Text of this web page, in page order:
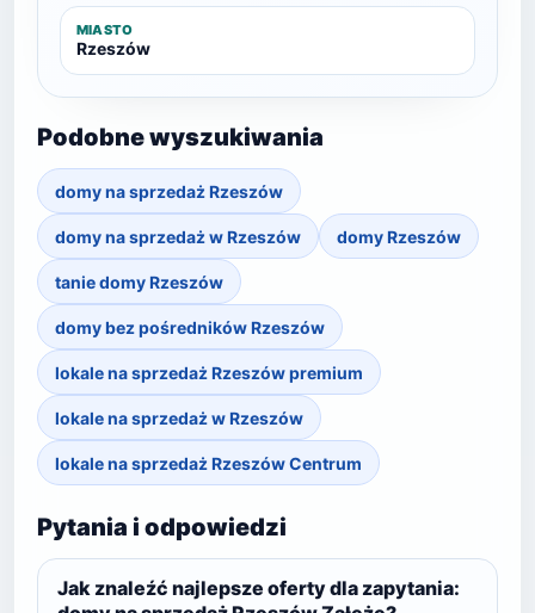
MIASTO
Rzeszów
Podobne wyszukiwania
domy na sprzedaż Rzeszów
domy na sprzedaż w Rzeszów domy Rzeszów
tanie domy Rzeszów
domy bez pośredników Rzeszów
lokale na sprzedaż Rzeszów premium
lokale na sprzedaż w Rzeszów
lokale na sprzedaż Rzeszów Centrum
Pytania i odpowiedzi
Jak znaleźć najlepsze oferty dla zapytania: